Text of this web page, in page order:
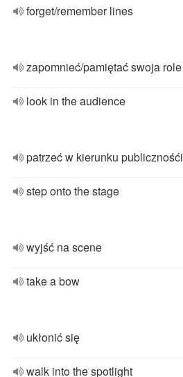
forget/remember lines
zapomnieć/pamiętać swoja role
look in the audience
patrzeć w kierunku publicznośći
step onto the stage
wyjść na scene
take a bow
ukłonić się
walk into the spotlight